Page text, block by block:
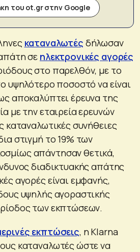
του ot.gr στην Google
καταναλωτές δήλωσαν
σε ηλεκτρονικές αγορές
στο παρελθόν, με το
υψηλότερο ποσοστό να είναι
αποκαλύπτει έρευνα της
με την εταιρεία ερευνών
καταναλωτικές συνήθειες
στιγμή το 19% των
απάντησαν θετικά,
διαδικτυακής απάτης
αγορές είναι εμφανής,
υψηλής αγοραστικής
των εκπτώσεων.
εκπτώσεις, η Klarna
καταναλωτές ώστε να